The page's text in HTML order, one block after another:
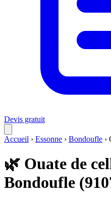
Devis gratuit
Accueil › Essonne › Bondoufle ›
🌿 Ouate de
Bondoufle